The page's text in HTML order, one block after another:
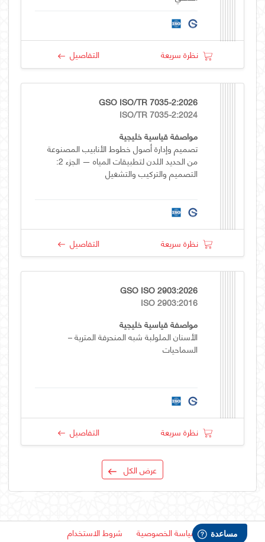
نظرة سريعة التفاصيل
GSO ISO/TR 7035-2:2026
ISO/TR 7035-2:2024
مواصفة قياسية خليجية
تصميم وإدارة أصول خطوط الأنابيب المصنوعة
من الحديد اللدن لتطبيقات المياه — الجزء 2:
التصميم والتركيب والتشغيل
نظرة سريعة التفاصيل
GSO ISO 2903:2026
ISO 2903:2016
مواصفة قياسية خليجية
الأسنان الملولبة شبه المنحرفة المترية –
السماحيات
نظرة سريعة التفاصيل
عرض الكل
سياسة الخصوصية شروط الاستخدام